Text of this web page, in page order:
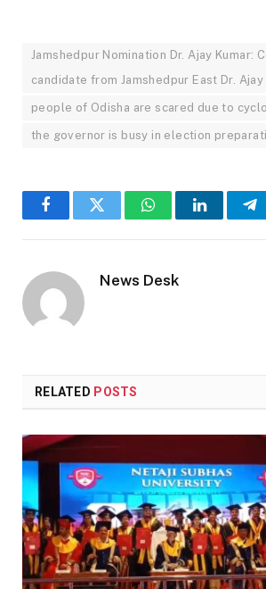
Jamshedpur Nomination Dr. Ajay Kumar:
candidate from Jamshedpur East Dr. Ajay
people of Odisha are scared due to
the governor is busy in election
FacebookTwitter WhatsAppLinkedIn
News Desk
RELATED POSTS